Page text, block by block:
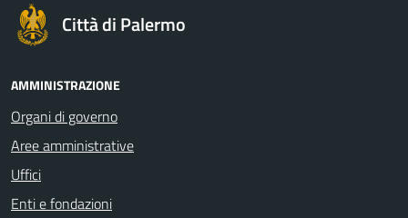
Città di Palermo
AMMINISTRAZIONE
Organi di governo
Aree amministrative
Uffici
Enti e fondazioni